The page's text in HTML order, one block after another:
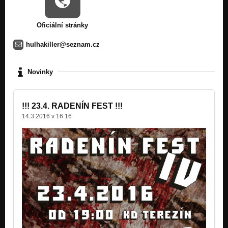
Nezařazeno
Nezařazeno
Nezařazeno
010...Fízl
010...Válka
010...Auto zabiják
Nezařazeno
010...Outro
Nezařazeno
Oficiální stránky
hulhakiller@seznam.cz
Novinky
!!! 23.4. RADENÍN FEST !!!
14.3.2016 v 16:16